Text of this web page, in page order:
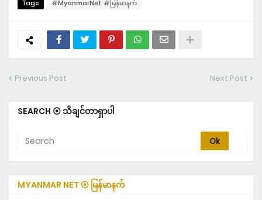
Tags #MyanmarNet #မြန်မာနက်
Previous Post Next Post
SEARCH ⦿ သိချင်တာရှာပါ
MYANMAR NET ⦿ မြန်မာနက်